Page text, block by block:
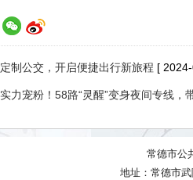
定制公交，开启便捷出行新旅程 [
实力宠粉！58路“灵醒”变身夜间专线，
常德市公
地址：常德市